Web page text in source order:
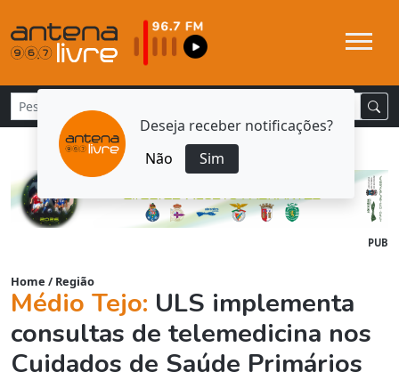
Deseja receber notificações?
Não
Sim
PUB
Home / Região
Médio Tejo: ULS implementa
consultas de telemedicina nos
Cuidados de Saúde Primários